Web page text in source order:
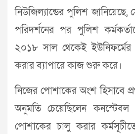
নিউজিল্যান্ডের পুলিশ জানিয়েছে,
পরিদর্শনের পর পুলিশ
২০১৮ সাল থেকেই ইউনিফর্মের
করার ব্যাপারে কাজ শুরু করে।
নিজের পোশাকের অংশ হিসাবে
অনুমতি চেয়েছিলেন
পোশাকের চালু করার